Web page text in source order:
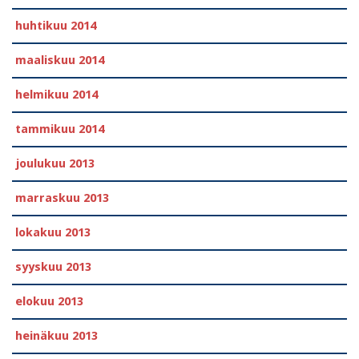
huhtikuu 2014
maaliskuu 2014
helmikuu 2014
tammikuu 2014
joulukuu 2013
marraskuu 2013
lokakuu 2013
syyskuu 2013
elokuu 2013
heinäkuu 2013